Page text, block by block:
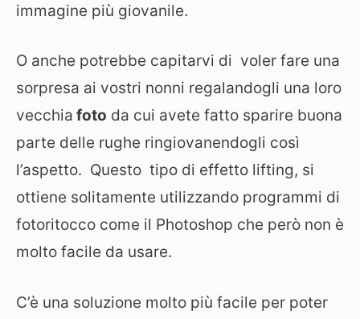
immagine più giovanile.
O anche potrebbe capitarvi di voler fare una
sorpresa ai vostri nonni regalandogli una loro
vecchia foto da cui avete fatto sparire buona
parte delle rughe ringiovanendogli così
l’aspetto. Questo tipo di effetto lifting, si
ottiene solitamente utilizzando programmi di
fotoritocco come il Photoshop che però non è
molto facile da usare.
C’è una soluzione molto più facile per poter